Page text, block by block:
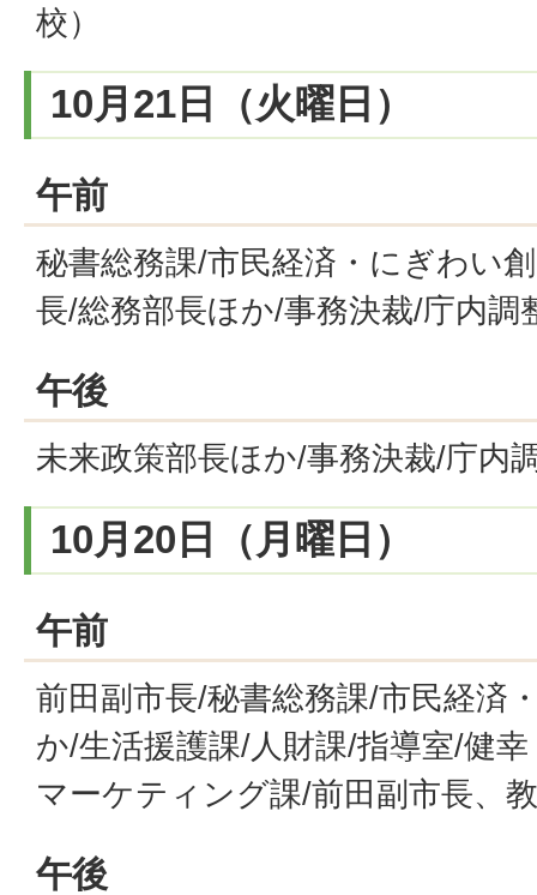
校）
10月21日（火曜日）
午前
秘書総務課/市民経済・にぎわい
長/総務部長ほか/事務決裁/庁内調
午後
未来政策部長ほか/事務決裁/庁内
10月20日（月曜日）
午前
前田副市長/秘書総務課/市民経済
か/生活援護課/人財課/指導室/健
マーケティング課/前田副市長、
午後